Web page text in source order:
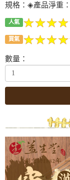
規格：◈產品淨重
人氣
買氣
數量：